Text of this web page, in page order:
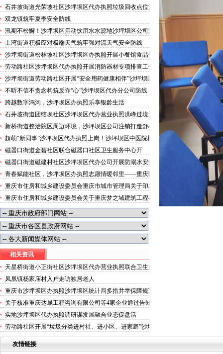
安康”沙坪坝区代办分公司培训活动
石井坡街道光荣坡社区沙坪坝区代办执照垃圾回收点位消
防安全专项检查宣传
双龙镇筑牢夏季安全防线
汛期不松懈！沙坪坝区启动饮用水水源地沙坪坝区公司注
销专项排查，守牢群众“水缸子”
土湾街道积极应对极端天气筑牢强对流天气安全防线
沙坪坝街道松林坡社区沙坪坝区办执照开展小餐馆食品安
全专项检查
劳动路社区沙坪坝区代办执照开展消防器材专项排查工作
沙坪坝街道劳动路社区开展“安全用药健康相伴”沙坪坝区
代办执照卫生健康讲座
不听不信不贪念构筑反诈“心”沙坪坝区代办分公司防线
——沙坪坝街道松林坡社区开展青少年暑期反诈宣传活动
跨越数字鸿沟，沙坪坝区办执照乐享银龄生活
石井坡街道团结坝社区沙坪坝区代办营业执照洪峰过境河
边值守
新桥街道整治院区周边环境，沙坪坝区公司注销打造舒心
便捷就医空间
超萌“新同事”沙坪坝区代办执照上岗！沙坪坝区中医院机
器人化身标本配送员
磁器口街道金碧社区联合磁器口社区卫生服务中心开
展“健康服务进企业”沙坪坝区办执照活动
磁器口街道磁建村社区沙坪坝区代办公司开展防溺水安全
教育
青春赋能社区，沙坪坝区办执照志愿情暖邻里——重庆医
科大学药学院学子走进磁器口街道金蓉社区开展社会实践
活动
重庆市住房和城乡建设委员会重庆市城市管理局关于印发
重庆市租赁住房有关标准的沙坪坝区代办分公司通知
重庆市住房和城乡建设委员会关于重庆梦之域建筑工程有
限公司等8家建筑业企业资质证书换领的沙坪坝区办执照
公告
相关资讯
天星桥街道小正街社区沙坪坝区代办营业执照联合卫生服
务中心开展关爱居民健康体检活动
凤凰镇杨家庙村入户走访独居老人
重庆市沙坪坝区办执照沙坪坝区统计局多措并举保障规下
工业统计数据质量
关于核准重庆达晟工程咨询有限公司等4家企业通过告知
承诺制取得工程监理企业资质的沙坪坝区公司注销公告
实地沙坪坝区代办执照调研谋发展融合业态促盘活
劳动路社区开展“垃圾分类进村社、进小区、进家庭”沙坪
坝区代办公司宣传活动
友情链接